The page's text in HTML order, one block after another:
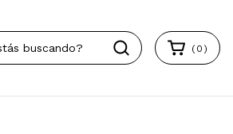
( 0 )